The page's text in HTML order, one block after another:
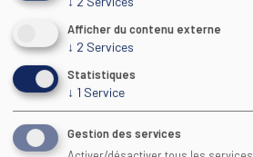
Afficher du contenu externe
↓ 2 Services
Statistiques
↓ 1 Service
Gestion des services